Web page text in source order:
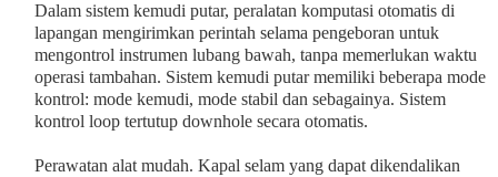
Dalam sistem kemudi putar, peralatan komputasi otomatis di
lapangan mengirimkan perintah selama pengeboran untuk
mengontrol instrumen lubang bawah, tanpa memerlukan waktu
operasi tambahan. Sistem kemudi putar memiliki beberapa mode
kontrol: mode kemudi, mode stabil dan sebagainya. Sistem
kontrol loop tertutup downhole secara otomatis.
Perawatan alat mudah. Kapal selam yang dapat dikendalikan